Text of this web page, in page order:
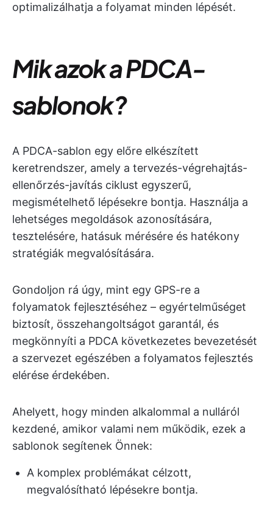
optimalizálhatja a folyamat minden lépését.
Mik azok a PDCA-
sablonok?
A PDCA-sablon egy előre elkészített
keretrendszer, amely a tervezés-végrehajtás-
ellenőrzés-javítás ciklust egyszerű,
megismételhető lépésekre bontja. Használja a
lehetséges megoldások azonosítására,
tesztelésére, hatásuk mérésére és hatékony
stratégiák megvalósítására.
Gondoljon rá úgy, mint egy GPS-re a
folyamatok fejlesztéséhez – egyértelműséget
biztosít, összehangoltságot garantál, és
megkönnyíti a PDCA következetes bevezetését
a szervezet egészében a folyamatos fejlesztés
elérése érdekében.
Ahelyett, hogy minden alkalommal a nulláról
kezdené, amikor valami nem működik, ezek a
sablonok segítenek Önnek:
A komplex problémákat célzott,
megvalósítható lépésekre bontja.